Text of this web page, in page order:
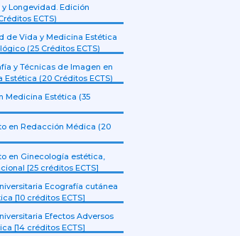
Longevidad. Edición
ECTS)
de Vida y Medicina Estética
(25 Créditos ECTS)
y Técnicas de Imagen en
(20 Créditos ECTS)
Medicina Estética (35
en Redacción Médica (20
en Ginecología estética,
[25 créditos ECTS]
Ecografía cutánea
[10 créditos ECTS]
Efectos Adversos
[14 créditos ECTS]